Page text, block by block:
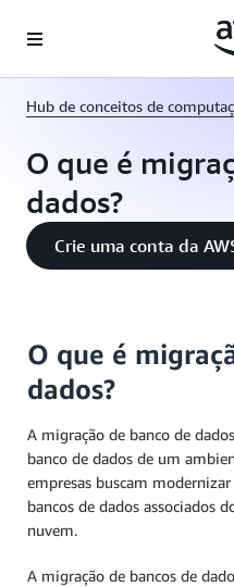
Pular para o conteúdo principal
Hub de conceitos de
O que é
dados?
Crie uma conta da
O que é
dados?
A migração de banco de
banco de dados de um
empresas buscam
bancos de dados associados
nuvem.
A migração de bancos de